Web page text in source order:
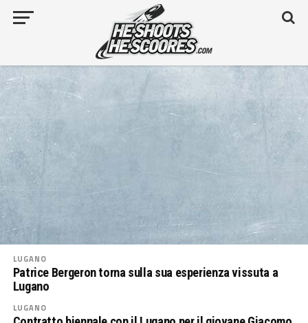
LUGANO
Patrice Bergeron torna sulla sua esperienza vissuta a
Lugano
LUGANO